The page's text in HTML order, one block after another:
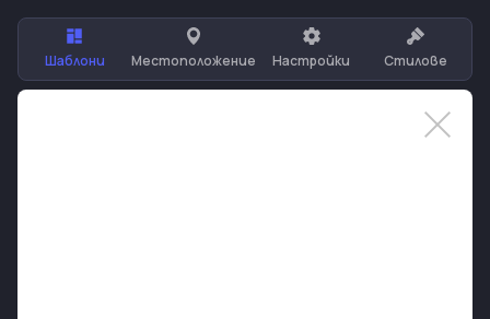
Шаблони Местоположение Настройки Стилове